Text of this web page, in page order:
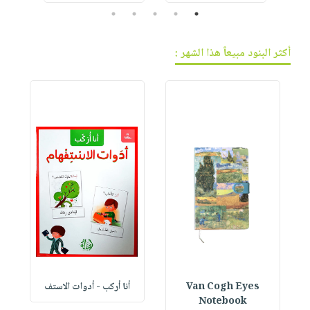
1
2
3
4
5
أكثر البنود مبيعاً هذا الشهر :
Van Cogh Eyes
Notebook
أنا أركب - أدوات الاستف